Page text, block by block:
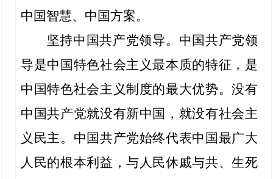
中国智慧、中国方案。
坚持中国共产党领导。中国共产党领
导是中国特色社会主义最本质的特征，是
中国特色社会主义制度的最大优势。没有
中国共产党就没有新中国，就没有社会主
义民主。中国共产党始终代表中国最广大
人民的根本利益，与人民休戚与共、生死